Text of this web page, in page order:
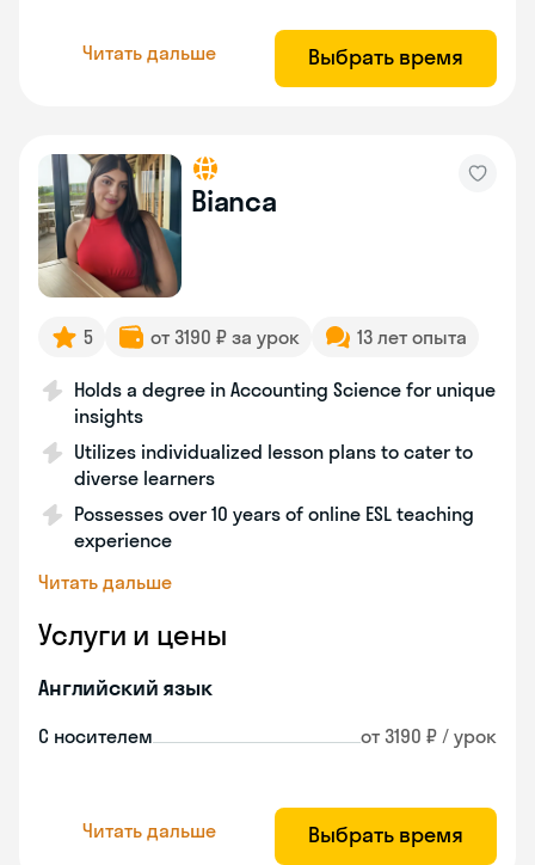
Читать дальше Выбрать время
Bianca
5 от 3190 ₽ за урок 13 лет опыта
Holds a degree in Accounting Science for unique
insights
Utilizes individualized lesson plans to cater to
diverse learners
Possesses over 10 years of online ESL teaching
experience
Читать дальше
Услуги и цены
Английский язык
С носителем от 3190 ₽ / урок
Читать дальше Выбрать время